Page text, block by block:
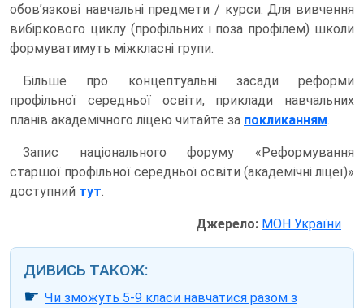
обов’язкові навчальні предмети / курси. Для вивчення
вибіркового циклу (профільних і поза профілем) школи
формуватимуть міжкласні групи.
Більше про концептуальні засади реформи
профільної середньої освіти, приклади навчальних
планів академічного ліцею читайте за покликанням.
Запис національного форуму «Реформування
старшої профільної середньої освіти (академічні ліцеї)»
доступний тут.
Джерело: МОН України
ДИВИСЬ ТАКОЖ:
☛ Чи зможуть 5-9 класи навчатися разом з